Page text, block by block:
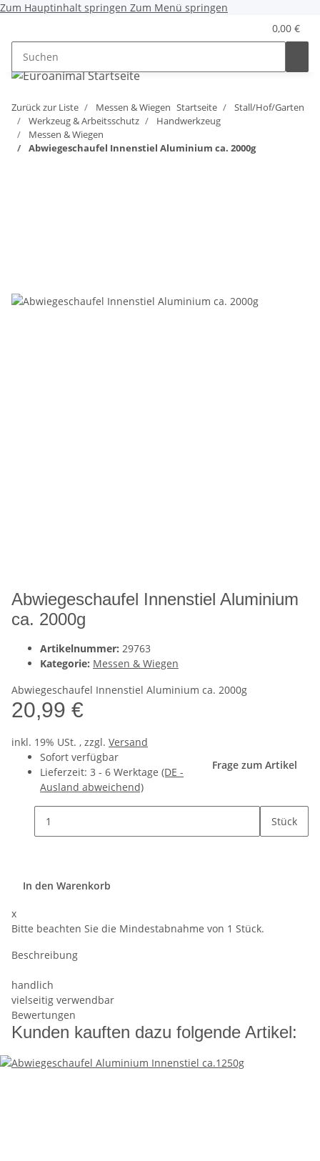
Zum Hauptinhalt springen Zum Menü springen
0,00 €
Zurück zur Liste Messen & Wiegen Startseite
Stall/Hof/Garten
Werkzeug & Arbeitsschutz
Handwerkzeug
Messen & Wiegen
Abwiegeschaufel Innenstiel Aluminium ca. 2000g
Abwiegeschaufel Innenstiel Aluminium
ca. 2000g
Artikelnummer: 29763
Kategorie: Messen & Wiegen
Abwiegeschaufel Innenstiel Aluminium ca. 2000g
20,99 €
inkl. 19% USt. , zzgl. Versand
Sofort verfügbar
Lieferzeit: 3 - 6 Werktage (DE -
Ausland abweichend)
Frage zum Artikel
Stück
In den Warenkorb
x
Bitte beachten Sie die Mindestabnahme von 1 Stück.
Beschreibung
handlich
vielseitig verwendbar
Bewertungen
Kunden kauften dazu folgende Artikel: